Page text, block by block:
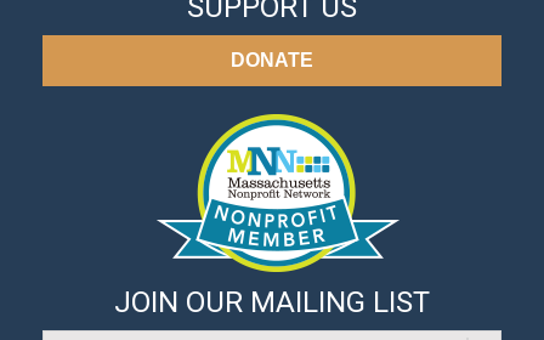
SUPPORT US
DONATE
JOIN OUR MAILING LIST